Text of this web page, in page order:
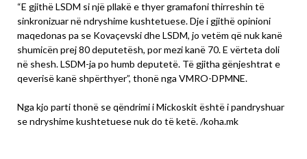
“E gjithë LSDM si një pllakë e thyer gramafoni thirreshin të
sinkronizuar në ndryshime kushtetuese. Dje i gjithë opinioni
maqedonas pa se Kovaçevski dhe LSDM, jo vetëm që nuk kanë
shumicën prej 80 deputetësh, por mezi kanë 70. E vërteta doli
në shesh. LSDM-ja po humb deputetë. Të gjitha gënjeshtrat e
qeverisë kanë shpërthyer”, thonë nga VMRO-DPMNE.
Nga kjo parti thonë se qëndrimi i Mickoskit është i pandryshuar
se ndryshime kushtetuese nuk do të ketë. /koha.mk